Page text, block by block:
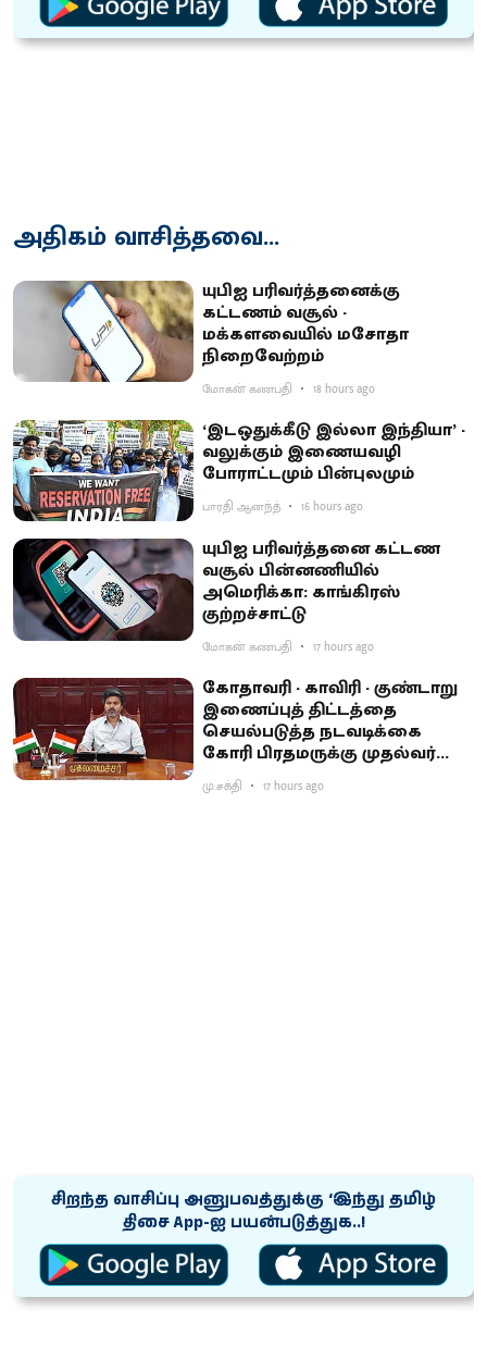
அதிகம் வாசித்தவை...
யுபிஐ பரிவர்த்தனைக்கு
கட்டணம் வசூல் -
மக்களவையில் மசோதா
நிறைவேற்றம்
மோகன் கணபதி 18 hours ago
‘இடஒதுக்கீடு இல்லா இந்தியா’ -
வலுக்கும் இணையவழி
போராட்டமும் பின்புலமும்
பாரதி ஆனந்த் 16 hours ago
யுபிஐ பரிவர்த்தனை கட்டண
வசூல் பின்னணியில்
அமெரிக்கா: காங்கிரஸ்
குற்றச்சாட்டு
மோகன் கணபதி 17 hours ago
கோதாவரி - காவிரி - குண்டாறு
இணைப்புத் திட்டத்தை
செயல்படுத்த நடவடிக்கை
கோரி பிரதமருக்கு முதல்வர்
விஜய் கடிதம்
மு.சக்தி 17 hours ago
சிறந்த வாசிப்பு அனுபவத்துக்கு ‘இந்து தமிழ்
திசை App-ஐ பயன்படுத்துக..!